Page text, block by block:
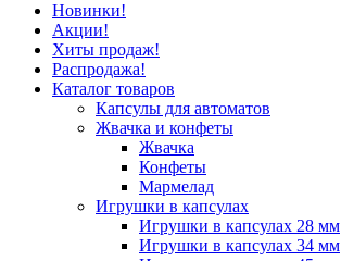
Новинки!
Акции!
Хиты продаж!
Распродажа!
Каталог товаров
Капсулы для автоматов
Жвачка и конфеты
Жвачка
Конфеты
Мармелад
Игрушки в капсулах
Игрушки в капсулах 28 мм
Игрушки в капсулах 34 мм